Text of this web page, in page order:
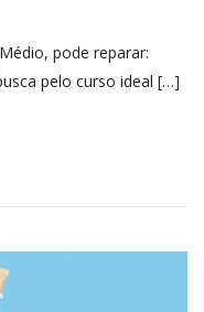
pode reparar:
pelo curso ideal […]